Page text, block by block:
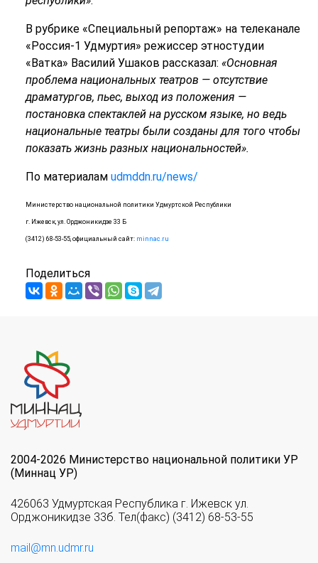
В рубрике «Специальный репортаж» на телеканале
«Россия-1 Удмуртия» режиссер этностудии
«Ватка» Василий Ушаков рассказал: «Основная
проблема национальных театров — отсутствие
драматургов, пьес, выход из положения —
постановка спектаклей на русском языке, но ведь
национальные театры были созданы для того чтобы
показать жизнь разных национальностей».
По материалам udmddn.ru/news/
Министерство национальной политики Удмуртской Республики
г. Ижевск, ул. Орджоникидзе 33 Б
(3412) 68-53-55, официальный сайт: minnac.ru
Поделиться
2004-2026 Министерство национальной политики УР
(Миннац УР)
426063 Удмуртская Республика г. Ижевск ул.
Орджоникидзе 33б. Тел(факс) (3412) 68-53-55
mail@mn.udmr.ru